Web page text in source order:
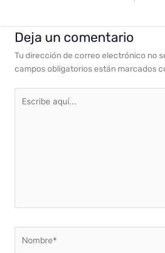
Deja un comentario
Tu dirección de correo electrónico no
campos obligatorios están marcados
aquí...